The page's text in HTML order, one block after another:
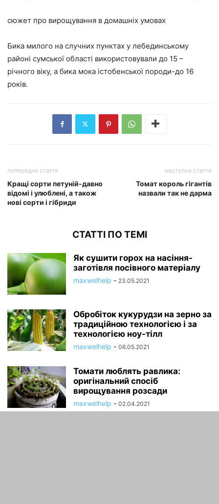
сюжет про вирощування в домашніх умовах
Бика милого на случних пунктах у лебединському
районі сумської області використовували до 15 –
річного віку, а бика мока істобенської породи-до 16
років.
попередня стаття
Кращі сорти петуній-давно
відомі і улюблені, а також
нові сорти і гібриди
наступна стаття
Томат король гігантів
назвали так не дарма
СТАТТІ ПО ТЕМІ
Як сушити горох на насіння-
заготівля посівного матеріалу
maxwelhelp - 23.05.2021
Обробіток кукурудзи на зерно за
традиційною технологією і за
технологією ноу-тілл
maxwelhelp - 06.05.2021
Томати люблять равлика:
оригінальний спосіб
вирощування розсади
maxwelhelp - 02.04.2021